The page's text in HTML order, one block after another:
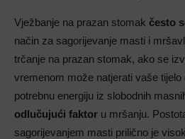
Vježbanje na prazan stomak često
način za sagorijevanje masti i
trčanje na prazan stomak, ako se
vremenom može natjerati vaše tijelo
potrebnu energiju iz slobodnih
odlučujući faktor u mršanju.
sagorijevanjem masti prilično je